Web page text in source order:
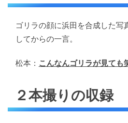
ゴリラの顔に浜田を合成した写
してからの一言。
松本： こんなんゴリラが見ても
２本撮りの収録